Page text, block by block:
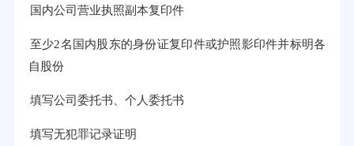
国内公司营业执照副本复印件
至少2名国内股东的身份证复印件或护照影印件并标明各
自股份
填写公司委托书、个人委托书
填写无犯罪记录证明